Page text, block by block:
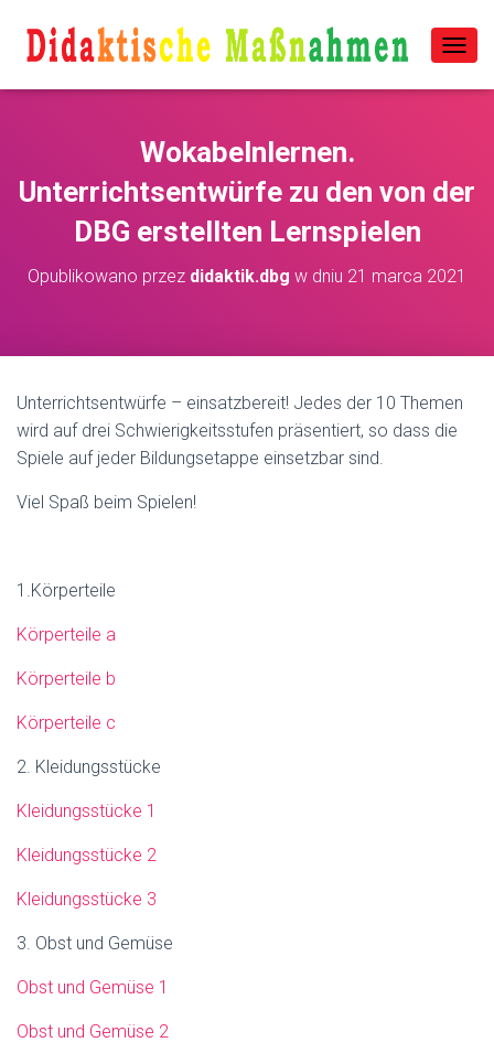
P
C
W
C
Ę
Wokabelnlernen.
Unterrichtsentwürfe zu den von der
DBG erstellten Lernspielen
Opublikowano przez didaktik.dbg w dniu 21 marca 2021
Unterrichtsentwürfe – einsatzbereit! Jedes der 10 Themen
wird auf drei Schwierigkeitsstufen präsentiert, so dass die
Spiele auf jeder Bildungsetappe einsetzbar sind.
Viel Spaß beim Spielen!
1.Körperteile
Körperteile a
Körperteile b
Körperteile c
2. Kleidungsstücke
Kleidungsstücke 1
Kleidungsstücke 2
Kleidungsstücke 3
3. Obst und Gemüse
Obst und Gemüse 1
Obst und Gemüse 2